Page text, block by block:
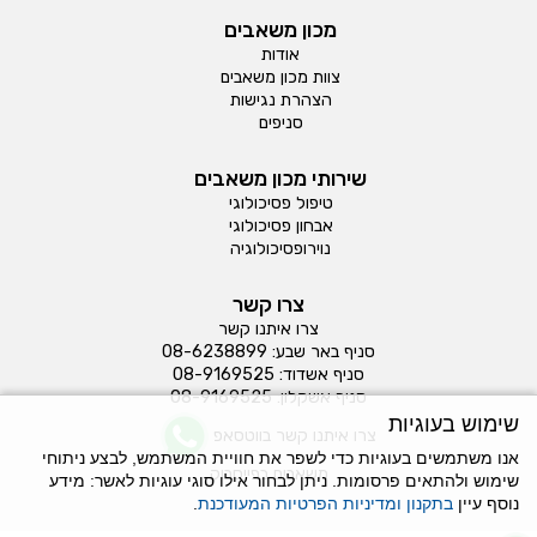
מכון משאבים
אודות
צוות מכון משאבים
הצהרת נגישות
סניפים
שירותי מכון משאבים
טיפול פסיכולוגי
אבחון פסיכולוגי
נוירופסיכולוגיה
צרו קשר
צרו איתנו קשר
סניף באר שבע: 08-6238899
סניף אשדוד: 08-9169525
סניף אשקלון: 08-9169525
צרו איתנו קשר בווטסאפ
משאבים בפייסבוק
שימוש בעוגיות
אנו משתמשים בעוגיות כדי לשפר את חוויית המשתמש, לבצע ניתוחי
שימוש ולהתאים פרסומות. ניתן לבחור אילו סוגי עוגיות לאשר: מידע
נוסף עיין בתקנון ומדיניות הפרטיות המעודכנת.